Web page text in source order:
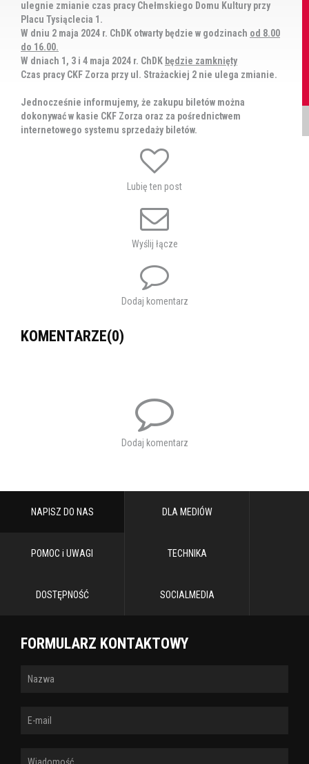
ulegnie zmianie czas pracy Chełmskiego Domu Kultury przy
Placu Tysiąclecia 1.
W dniu 2 maja 2024 r. ChDK otwarty będzie w godzinach od 8.00
do 16.00.
W dniach 1, 3 i 4 maja 2024 r. ChDK będzie zamknięty
Czas pracy CKF Zorza przy ul. Strażackiej 2 nie ulega zmianie.
Jednocześnie informujemy, że zakupu biletów można
dokonywać w kasie CKF Zorza oraz za pośrednictwem
internetowego systemu sprzedaży biletów.
Lubię ten post
Wyślij łącze
Dodaj komentarz
KOMENTARZE(0)
Dodaj komentarz
NAPISZ DO NAS DLA MEDIÓW
POMOC i UWAGI TECHNIKA
DOSTĘPNOŚĆ SOCIALMEDIA
FORMULARZ KONTAKTOWY